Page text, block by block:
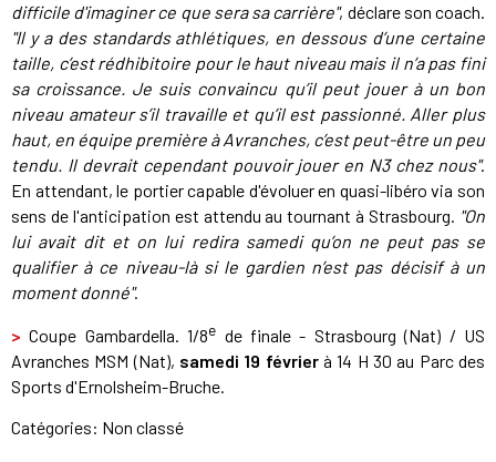
difficile d'imaginer ce que sera sa carrière", déclare son coach.
"Il y a des standards athlétiques, en dessous d’une certaine
taille, c’est rédhibitoire pour le haut niveau mais il n’a pas fini
sa croissance. Je suis convaincu qu’il peut jouer à un bon
niveau amateur s’il travaille et qu’il est passionné. Aller plus
haut, en équipe première à Avranches, c’est peut-être un peu
tendu. Il devrait cependant pouvoir jouer en N3 chez nous".
En attendant, le portier capable d'évoluer en quasi-libéro via son
sens de l'anticipation est attendu au tournant à Strasbourg. "On
lui avait dit et on lui redira samedi qu’on ne peut pas se
qualifier à ce niveau-là si le gardien n’est pas décisif à un
moment donné".
> Coupe Gambardella. 1/8e de finale - Strasbourg (Nat) / US
Avranches MSM (Nat), samedi 19 févrierà 14 H 30 au Parc des
Sports d'Ernolsheim-Bruche.
Catégories: Non classé